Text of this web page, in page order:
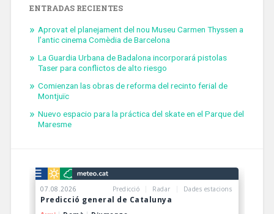
ENTRADAS RECIENTES
Aprovat el planejament del nou Museu Carmen Thyssen a
l’antic cinema Comèdia de Barcelona
La Guardia Urbana de Badalona incorporará pistolas
Taser para conflictos de alto riesgo
Comienzan las obras de reforma del recinto ferial de
Montjuïc
Nuevo espacio para la práctica del skate en el Parque del
Maresme